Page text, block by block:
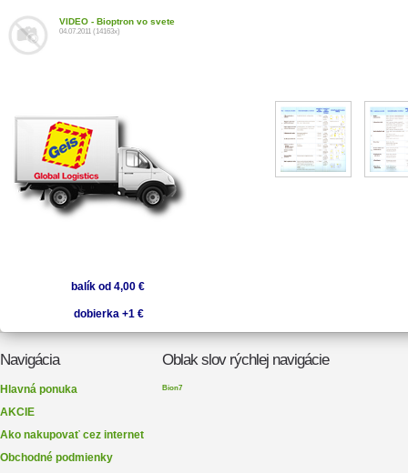
VIDEO - Bioptron vo svete
04.07.2011 (14163x)
balík od 4,00 €
dobierka +1 €
Navigácia
Hlavná ponuka
AKCIE
Ako nakupovať cez internet
Obchodné podmienky
Oblak slov rýchlej navigácie
Bion7